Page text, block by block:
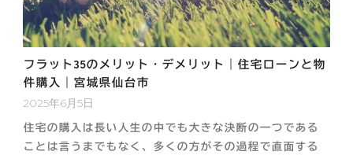
フラット35のメリット・デメリット｜住宅ローンと物
件購入｜宮城県仙台市
2025年6月5日
住宅の購入は長い人生の中でも大きな決断の一つである
ことは言うまでもなく、多くの方がその過程で直面する